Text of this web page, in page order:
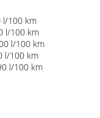
l/100 km
l/100 km
l/100 km
l/100 km
l/100 km